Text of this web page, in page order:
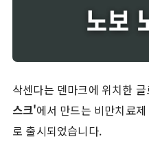
삭센다는 덴마크에 위치한
스크'에서 만드는 비만치료
로 출시되었습니다.